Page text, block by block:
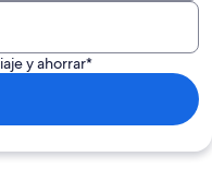
y ahorrar*